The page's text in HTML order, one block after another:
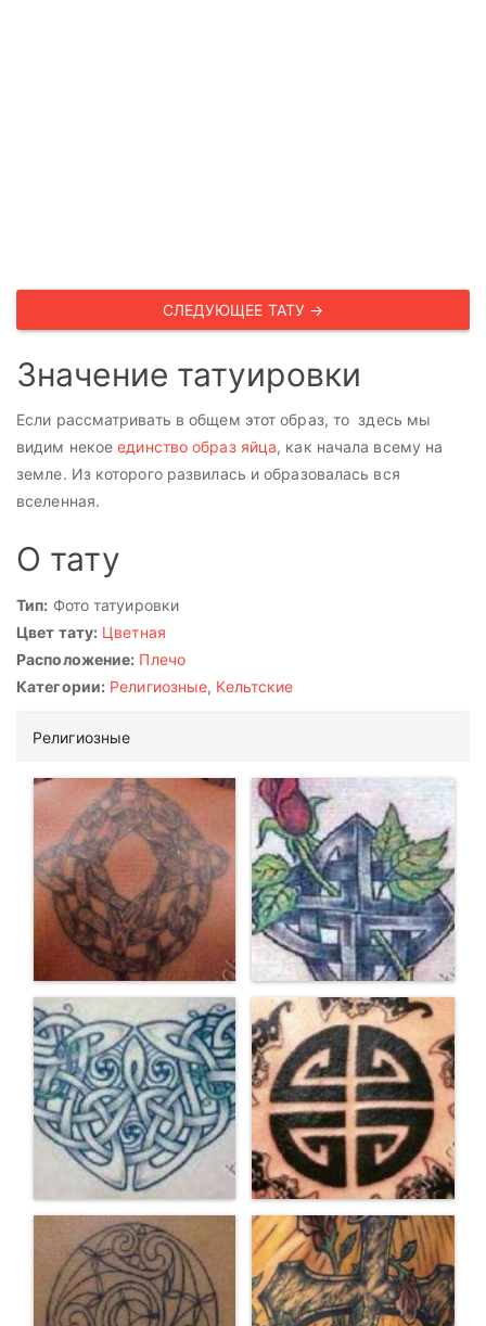
СЛЕДУЮЩЕЕ ТАТУ →
Значение татуировки
Если рассматривать в общем этот образ, то здесь мы
видим некоеединство образ яйца, как начала всему на
земле. Из которого развилась и образовалась вся
вселенная.
О тату
Тип: Фото татуировки
Цвет тату: Цветная
Расположение: Плечо
Категории: Религиозные, Кельтские
Религиозные